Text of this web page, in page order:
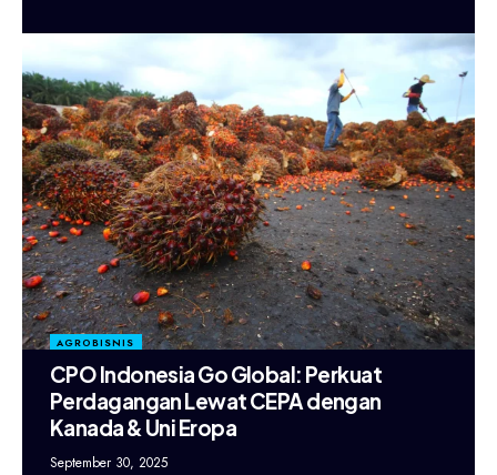
AGROBISNIS
CPO Indonesia Go Global: Perkuat
Perdagangan Lewat CEPA dengan
Kanada & Uni Eropa
September 30, 2025